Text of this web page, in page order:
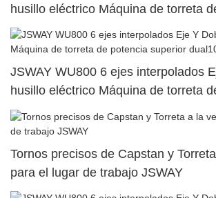
husillo eléctrico Máquina de torreta
superior dual69
JSWAY WU800 6 ejes interpolados
husillo eléctrico Máquina de torreta
superior dual101
Tornos precisos de Capstan y
para el lugar de trabajo JSWAY